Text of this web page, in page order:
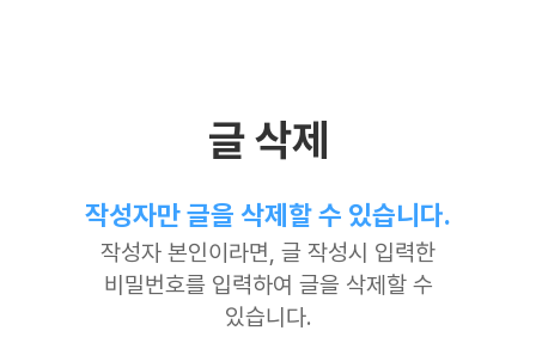
글 삭제
작성자만 글을 삭제할 수 있습니다.
작성자 본인이라면, 글 작성시 입력한
비밀번호를 입력하여 글을 삭제할 수
있습니다.